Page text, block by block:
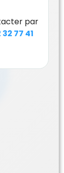
par
32 77 41